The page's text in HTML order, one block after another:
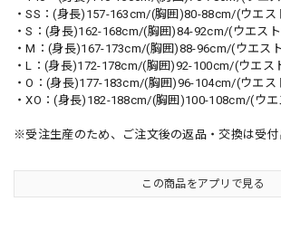
・SS：(身長)157-163cm/(胸囲)80-88cm/(ウエス
・S：(身長)162-168cm/(胸囲)84-92cm/(ウエス
・M：(身長)167-173cm/(胸囲)88-96cm/(ウエス
・L：(身長)172-178cm/(胸囲)92-100cm/(ウエス
・O：(身長)177-183cm/(胸囲)96-104cm/(ウエス
・XO：(身長)182-188cm/(胸囲)100-108cm/(ウ
※受注生産のため、ご注文後の返品・交換は受付
この商品をアプリで見る